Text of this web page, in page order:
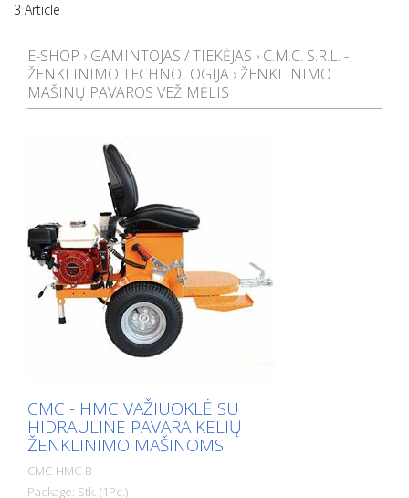
3 Article
E-SHOP › GAMINTOJAS / TIEKĖJAS › C.M.C. S.R.L. -
ŽENKLINIMO TECHNOLOGIJA ›ŽENKLINIMO
MAŠINŲ PAVAROS VEŽIMĖLIS
CMC - HMC VAŽIUOKLĖ SU
HIDRAULINE PAVARA KELIŲ
ŽENKLINIMO MAŠINOMS
CMC-HMC-B
Package: Stk. (1Pc.)